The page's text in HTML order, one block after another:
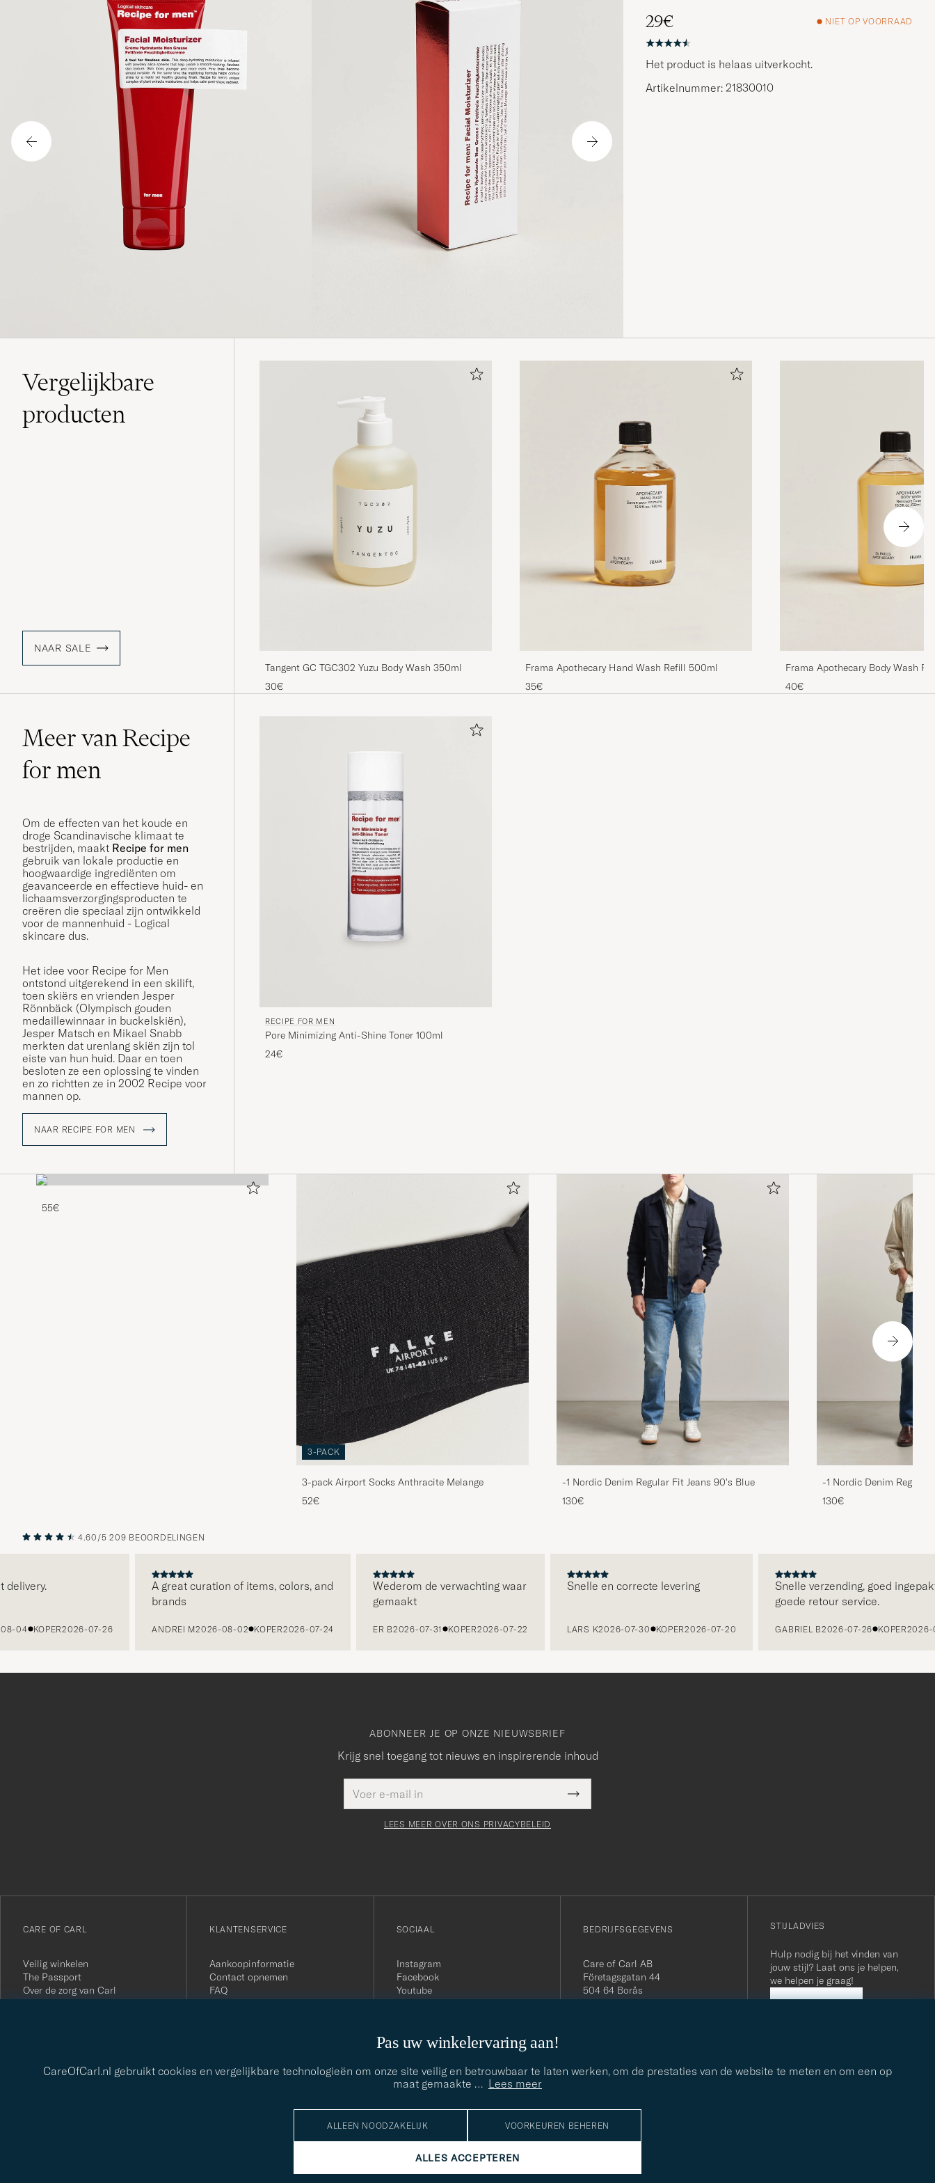
29€
NIET OP VOORRAAD
Het product is helaas uitverkocht.
Artikelnummer: 21830010
Vergelijkbare
producten
NAAR SALE
Tangent GC TGC302 Yuzu Body Wash 350ml
30€
Frama Apothecary Hand Wash Refill 500ml
35€
Frama Apothecary Body Wash
40€
Meer van Recipe
for men
Om de effecten van het koude en
droge Scandinavische klimaat te
bestrijden, maakt Recipe for men
gebruik van lokale productie en
hoogwaardige ingrediënten om
geavanceerde en effectieve huid- en
lichaamsverzorgingsproducten te
creëren die speciaal zijn ontwikkeld
voor de mannenhuid - Logical
skincare dus.
Het idee voor Recipe for Men
ontstond uitgerekend in een skilift,
toen skiërs en vrienden Jesper
Rönnbäck (Olympisch gouden
medaillewinnaar in buckelskiën),
Jesper Matsch en Mikael Snabb
merkten dat urenlang skiën zijn tol
eiste van hun huid. Daar en toen
besloten ze een oplossing te vinden
en zo richtten ze in 2002 Recipe voor
mannen op.
NAAR RECIPE FOR MEN
RECIPE FOR MEN
Pore Minimizing Anti-Shine Toner 100ml
24€
55€
3-PACK
3-pack Airport Socks Anthracite Melange
52€
-1 Nordic Denim Regular Fit Jeans 90's Blue
130€
-1 Nordic Denim Regular
130€
VORIGE
4.60/5 209 BEOORDELINGEN
04 KOPER2026-07-26
A great curation of items, colors, and
brands
ANDREI M2026-08-02 KOPER2026-07-24
Wederom de verwachting waar
gemaakt
ER B2026-07-31 KOPER2026-07-22
Snelle en correcte levering
LARS K2026-07-30 KOPER2026-07-20
Snelle verzending, goed ingepakt
goede retour service.
GABRIEL B2026-07-26 KOPER2026-07-
Pas uw winkelervaring aan!
CareOfCarl.nl gebruikt cookies en vergelijkbare technologieën om onze site veilig en betrouwbaar te laten werken, om de prestaties van de website te meten en om een op
maat gemaakte … Lees meer
ALLEEN NOODZAKELIJK VOORKEUREN BEHEREN
ALLES ACCEPTEREN
ABONNEER JE OP ONZE NIEUWSBRIEF
Krijg snel toegang tot nieuws en inspirerende inhoud
mailadres
Dit veld
moet
Submit
Newsletter
LEES MEER OVER ONS PRIVACYBELEID
CARE OF CARL
Veilig winkelen
The Passport
Over de zorg van Carl
Algemene voorwaarden
KLANTENSERVICE
Aankoopinformatie
Contact opnemen
FAQ
Retourneer je aankoop
SOCIAAL
Instagram
Facebook
Youtube
Linkedin
BEDRIJFSGEGEVENS
Care of Carl AB
Företagsgatan 44
504 64 Borås
Org. nr: 556800-5739
5PM CET/CEST
STIJLADVIES
Hulp nodig bij het vinden van
jouw stijl? Laat ons je helpen,
we helpen je graag!